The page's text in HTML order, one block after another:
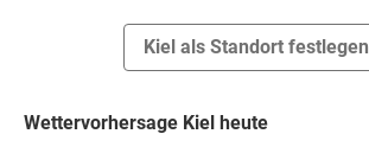
Kiel als Standort festlegen
Wettervorhersage Kiel heute